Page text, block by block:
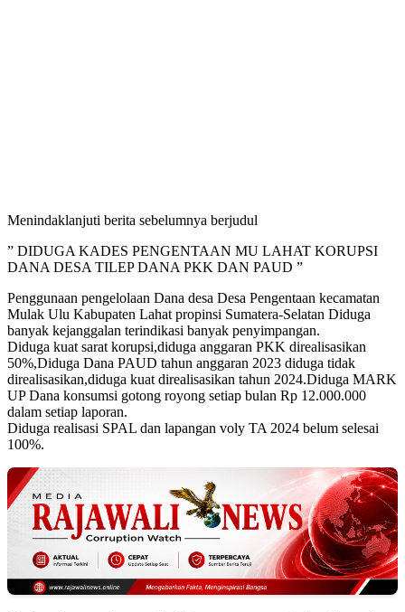
Menindaklanjuti berita sebelumnya berjudul
” DIDUGA KADES PENGENTAAN MU LAHAT KORUPSI
DANA DESA TILEP DANA PKK DAN PAUD ”
Penggunaan pengelolaan Dana desa Desa Pengentaan kecamatan
Mulak Ulu Kabupaten Lahat propinsi Sumatera-Selatan Diduga
banyak kejanggalan terindikasi banyak penyimpangan.
Diduga kuat sarat korupsi,diduga anggaran PKK direalisasikan
50%,Diduga Dana PAUD tahun anggaran 2023 diduga tidak
direalisasikan,diduga kuat direalisasikan tahun 2024.Diduga MARK
UP Dana konsumsi gotong royong setiap bulan Rp 12.000.000
dalam setiap laporan.
Diduga realisasi SPAL dan lapangan voly TA 2024 belum selesai
100%.